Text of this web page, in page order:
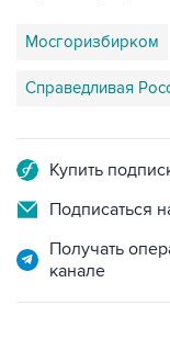
Мосгоризбирком
Справедливая
Купить
Подписаться
Получать
канале